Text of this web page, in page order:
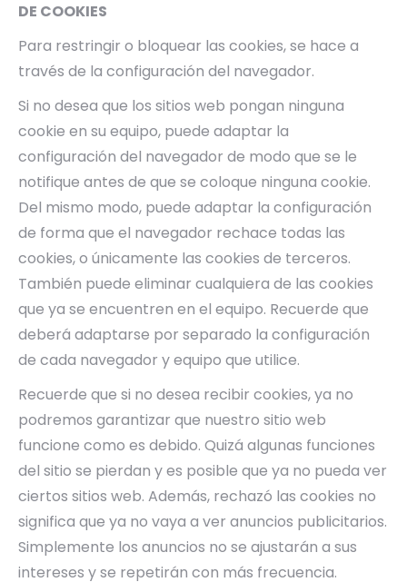
DE COOKIES
Para restringir o bloquear las cookies, se hace a
través de la configuración del navegador.
Si no desea que los sitios web pongan ninguna
cookie en su equipo, puede adaptar la
configuración del navegador de modo que se le
notifique antes de que se coloque ninguna cookie.
Del mismo modo, puede adaptar la configuración
de forma que el navegador rechace todas las
cookies, o únicamente las cookies de terceros.
También puede eliminar cualquiera de las cookies
que ya se encuentren en el equipo. Recuerde que
deberá adaptarse por separado la configuración
de cada navegador y equipo que utilice.
Recuerde que si no desea recibir cookies, ya no
podremos garantizar que nuestro sitio web
funcione como es debido. Quizá algunas funciones
del sitio se pierdan y es posible que ya no pueda ver
ciertos sitios web. Además, rechazó las cookies no
significa que ya no vaya a ver anuncios publicitarios.
Simplemente los anuncios no se ajustarán a sus
intereses y se repetirán con más frecuencia.